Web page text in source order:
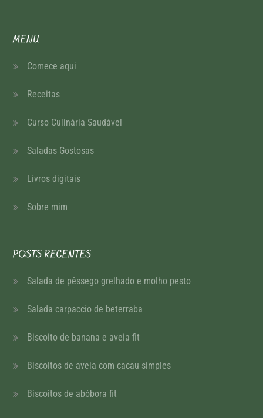
MENU
Comece aqui
Receitas
Curso Culinária Saudável
Saladas Gostosas
Livros digitais
Sobre mim
POSTS RECENTES
Salada de pêssego grelhado e molho pesto
Salada carpaccio de beterraba
Biscoito de banana e aveia fit
Biscoitos de aveia com cacau simples
Biscoitos de abóbora fit